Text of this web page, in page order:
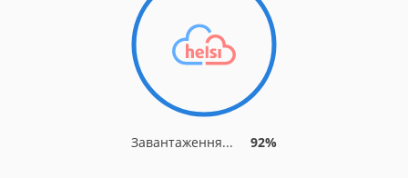
Завантаження... 92%